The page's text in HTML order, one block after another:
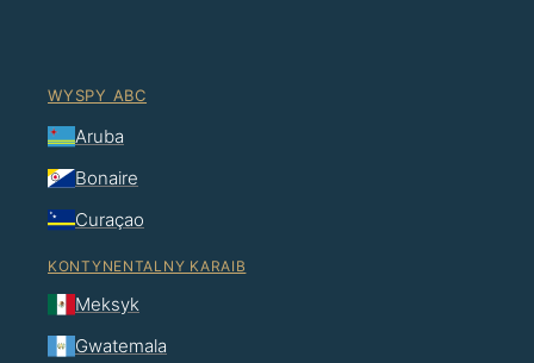
WYSPY ABC
Aruba
Bonaire
Curaçao
KONTYNENTALNY KARAIB
Meksyk
Gwatemala